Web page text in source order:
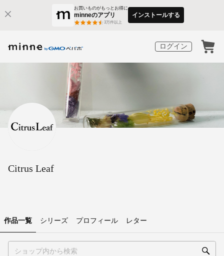
お買いものがもっとお得に
minneのアプリ
3万件以上
インストールする
ログイン
Citrus Leaf
作品一覧 シリーズ プロフィール レター